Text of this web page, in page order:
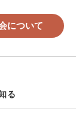
について
る